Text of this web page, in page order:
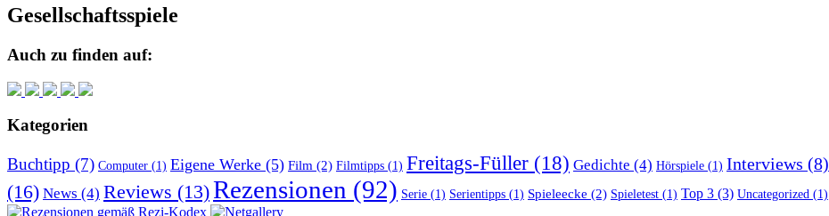
Gesellschaftsspiele
Auch zu finden auf:
Kategorien
Buchtipp (7) Computer (1) Eigene Werke (5) Film (2) Filmtipps (1) Freitags-Füller (18) Gedichte (4) Hörspiele (1) Interviews (8)
(16) News (4) Reviews (13)Rezensionen (92) Serie (1) Serientipps (1) Spieleecke (2) Spieletest (1) Top 3 (3) Uncategorized (1)